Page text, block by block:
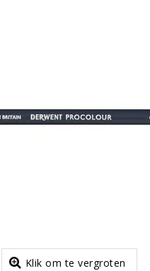
Klik om te vergroten